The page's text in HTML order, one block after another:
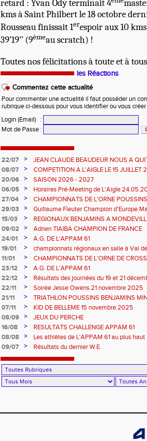
retard : Yvan Ody terminait 4
kms à Saint Philbert le 18 octobre
Rousseau finissait 1erespoir aux 10
39’19’’ (9èmeau scratch) !
Toutes nos félicitations à toute et à
les Réactions
Commentez cette actualité
Pour commenter une actualité il faut posséder un
rubrique ci-dessous pour vous identifier ou vous
Login (Email)
:
Mot de Passe :
22/07 >
JEAN CLAUDE BEAUDEUR NOUS A
08/07
>
COMPETITION A L'AIGLE LE 15 JUILLET
DES EPREUVES REPORTE A 20 H 45
20/06 >
SAISON 2026 - 2027
06/05
>
Horaires Pré-Meeting de L'Aigle
27/04
>
CHAMPIONNATS DE L'ORNE
L'AIGLE
29/03 >
Guillaume Fleuter Champion d'Europe
15/03
>
REGIONAUX BENJAMINS A
09/02
>
Adrien TIAIBA CHAMPION DE FRANCE
24/01
>
A.G. DE L'APPAM 61
19/01
>
championnats régionaux en salle à Val
11/01
>
CHAMPIONNATS DE L'ORNE DE
2026 et REGIONAUX D'EPREUVES
23/12 >
A.G. DE L'APPAM 61
22/12
>
Résultats des journées du 19 et 21
22/11
>
Soirée Jesse Owens 21 novembre 2025
21/11
>
TRIATHLON POUSSINS BENJAMINS
07/11
>
KID DE BELLEME 15 novembre 2025
08/09
>
JEUX DU PERCHE
16/08
>
RESULTATS CHALLENGE APPAM 61
08/08
>
Les athlètes de L'APPAM 61 au plus
09/07
> Résultats du dernier W.E.